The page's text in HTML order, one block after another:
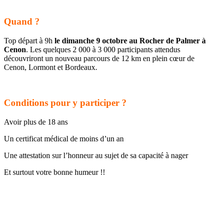
Quand ?
Top départ à 9h le dimanche 9 octobre au Rocher de Palmer à
Cenon. Les quelques 2 000 à 3 000 participants attendus
découvriront un nouveau parcours de 12 km en plein cœur de
Cenon, Lormont et Bordeaux.
Conditions pour y participer ?
Avoir plus de 18 ans
Un certificat médical de moins d’un an
Une attestation sur l’honneur au sujet de sa capacité à nager
Et surtout votre bonne humeur !!